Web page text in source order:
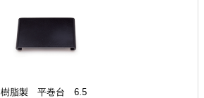
樹脂製 平巻台 6.5